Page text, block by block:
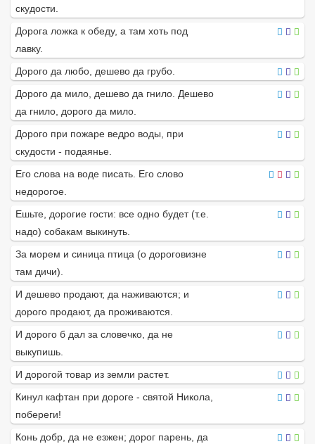
скудости.
Дорога ложка к обеду, а там хоть под
лавку.
Дорого да любо, дешево да грубо.
Дорого да мило, дешево да гнило. Дешево
да гнило, дорого да мило.
Дорого при пожаре ведро воды, при
скудости - подаянье.
Его слова на воде писать. Его слово
недорогое.
Ешьте, дорогие гости: все одно будет (т.е.
надо) собакам выкинуть.
За морем и синица птица (о дороговизне
там дичи).
И дешево продают, да наживаются; и
дорого продают, да проживаются.
И дорого б дал за словечко, да не
выкупишь.
И дорогой товар из земли растет.
Кинул кафтан при дороге - святой Никола,
побереги!
Конь добр, да не езжен; дорог парень, да